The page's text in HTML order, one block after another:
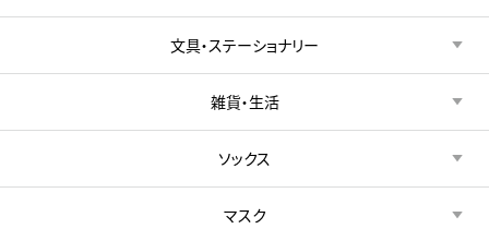
文具・ステーショナリー
雑貨・生活
ソックス
マスク